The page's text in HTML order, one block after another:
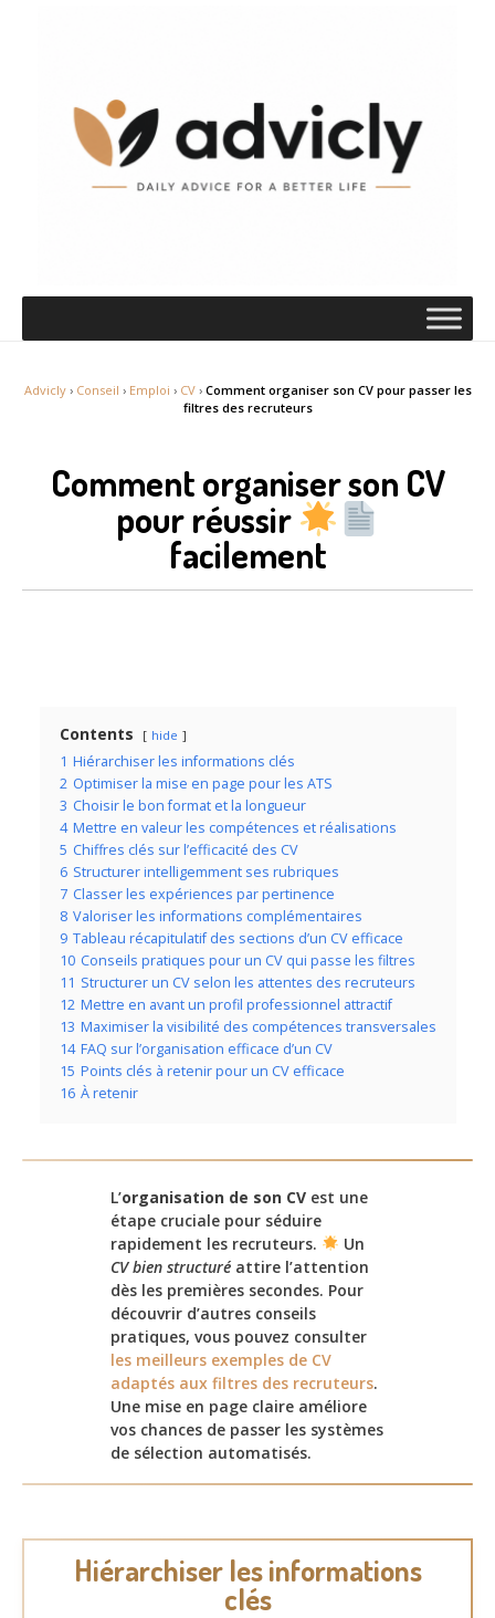
Advicly› Conseil › Emploi › CV› Comment organiser son CV pour passer les
filtres des recruteurs
Comment organiser son CV
pour réussir
facilement
Contents hide
1 Hiérarchiser les informations clés
2 Optimiser la mise en page pour les ATS
3 Choisir le bon format et la longueur
4 Mettre en valeur les compétences et réalisations
5 Chiffres clés sur l’efficacité des CV
6 Structurer intelligemment ses rubriques
7 Classer les expériences par pertinence
8 Valoriser les informations complémentaires
9 Tableau récapitulatif des sections d’un CV efficace
10 Conseils pratiques pour un CV qui passe les filtres
11 Structurer un CV selon les attentes des recruteurs
12 Mettre en avant un profil professionnel attractif
13 Maximiser la visibilité des compétences transversales
14 FAQ sur l’organisation efficace d’un CV
15 Points clés à retenir pour un CV efficace
16 À retenir
L’organisation de son CV est une
étape cruciale pour séduire
rapidement les recruteurs.
Un
CV bien structuré attire l’attention
dès les premières secondes. Pour
découvrir d’autres conseils
pratiques, vous pouvez consulter
les meilleurs exemples de CV
adaptés aux filtres des recruteurs.
Une mise en page claire améliore
vos chances de passer les systèmes
de sélection automatisés.
Hiérarchiser les informations
clés